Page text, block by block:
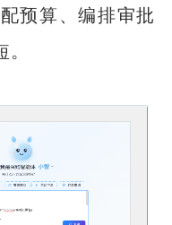
预算、编排审批